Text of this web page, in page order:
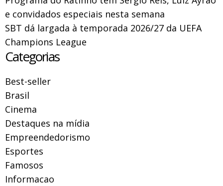
e convidados especiais nesta semana
SBT dá largada à temporada 2026/27 da UEFA
Champions League
Categorias
Best-seller
Brasil
Cinema
Destaques na mídia
Empreendedorismo
Esportes
Famosos
Informacao